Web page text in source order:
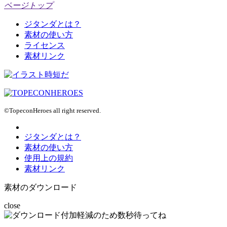
ページトップ
ジタンダとは？
素材の使い方
ライセンス
素材リンク
©TopeconHeroes all right reserved.
ジタンダとは？
素材の使い方
使用上の規約
素材リンク
素材のダウンロード
close